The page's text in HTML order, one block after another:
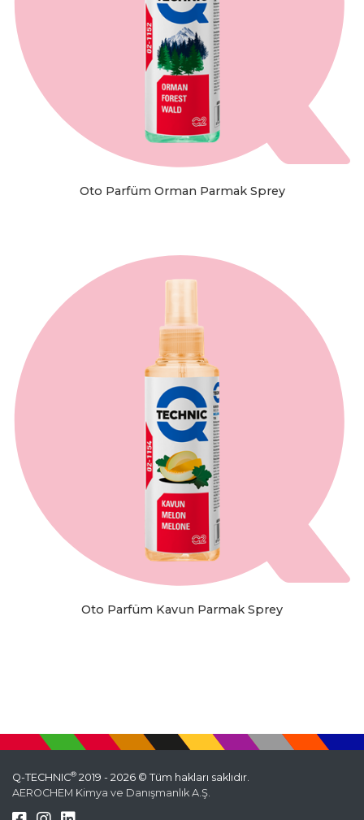
Oto Parfüm Orman Parmak Sprey
Oto Parfüm Kavun Parmak Sprey
Q-TECHNIC® 2019 - 2026 © Tüm hakları saklıdır.
AEROCHEM Kimya ve Danışmanlık A.Ş.